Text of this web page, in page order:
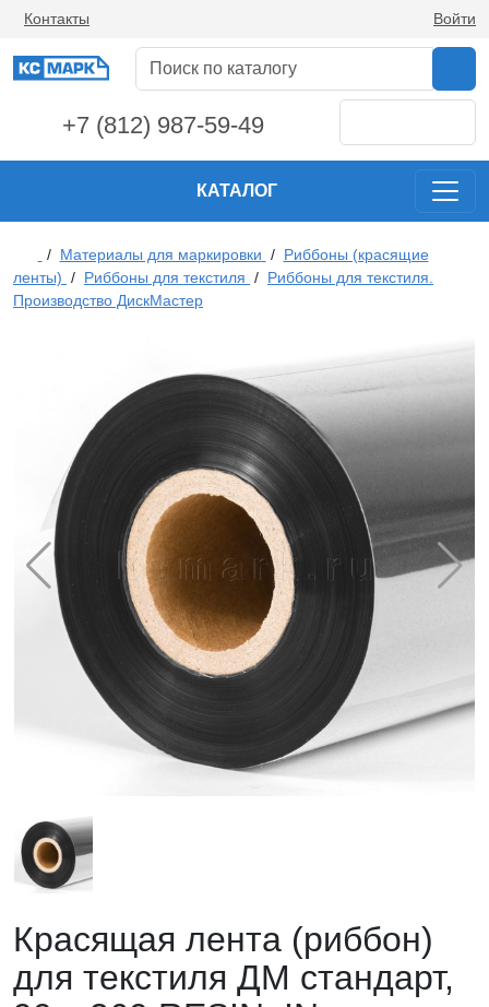
Контакты Войти
+7 (812) 987-59-49
КАТАЛОГ
/ Материалы для маркировки / Риббоны (красящие
ленты) / Риббоны для текстиля / Риббоны для текстиля.
Производство ДискМастер
Красящая лента (риббон)
для текстиля ДМ стандарт,